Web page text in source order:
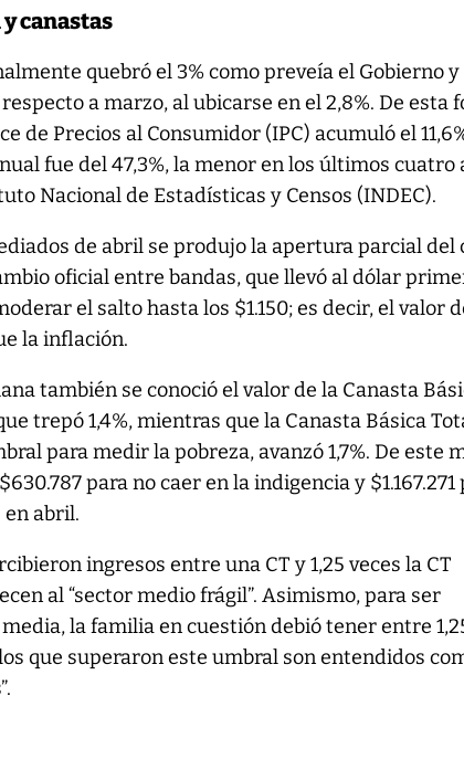
canastas
quebró el 3% como preveía el Gobierno y
a marzo, al ubicarse en el 2,8%. De esta
de Precios al Consumidor (IPC) acumuló el
fue del 47,3%, la menor en los últimos cuatro
Nacional de Estadísticas y Censos (INDEC).
de abril se produjo la apertura parcial del
oficial entre bandas, que llevó al dólar
el salto hasta los $1.150; es decir, el valor
la inflación.
también se conoció el valor de la Canasta
trepó 1,4%, mientras que la Canasta Básica
para medir la pobreza, avanzó 1,7%. De este
para no caer en la indigencia y $1.167.271
abril.
ingresos entre una CT y 1,25 veces la CT
al “sector medio frágil”. Asimismo, para ser
la familia en cuestión debió tener entre
que superaron este umbral son entendidos